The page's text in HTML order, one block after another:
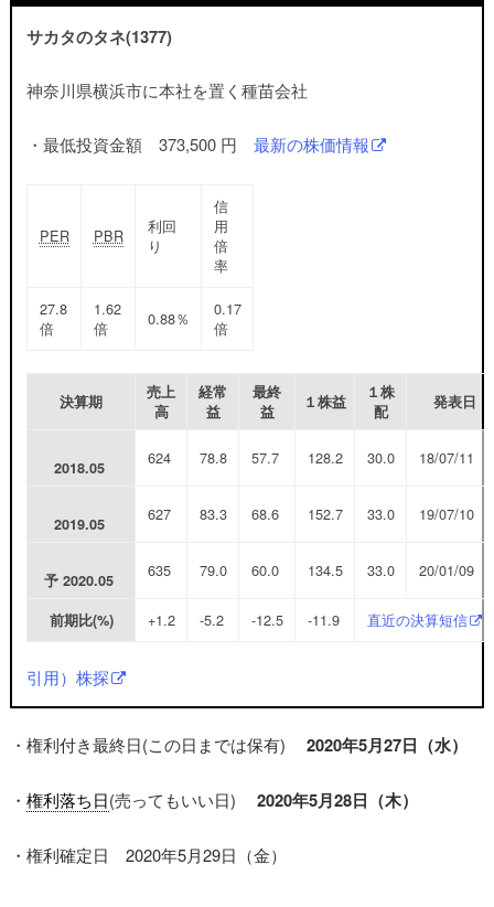
サカタのタネ(1377)
神奈川県横浜市に本社を置く種苗会社
・最低投資金額 373,500 円最新の株価情報
PER PBR
利回
り
信
用
倍
率
27.8
倍
1.62
倍
0.88％
0.17
倍
決算期
売上
高
経常
益
最終
益
１株益
１株
配
発表日
2018.05 624 78.8 57.7 128.2 30.0 18/07/11
2019.05 627 83.3 68.6 152.7 33.0 19/07/10
予2020.05 635 79.0 60.0 134.5 33.0 20/01/09
前期比(%) +1.2 -5.2 -12.5 -11.9 直近の決算短信
引用）株探
・権利付き最終日(この日までは保有) 2020年5月27日（水）
・ 権利落ち日(売ってもいい日) 2020年5月28日（木）
・権利確定日 2020年5月29日（金）